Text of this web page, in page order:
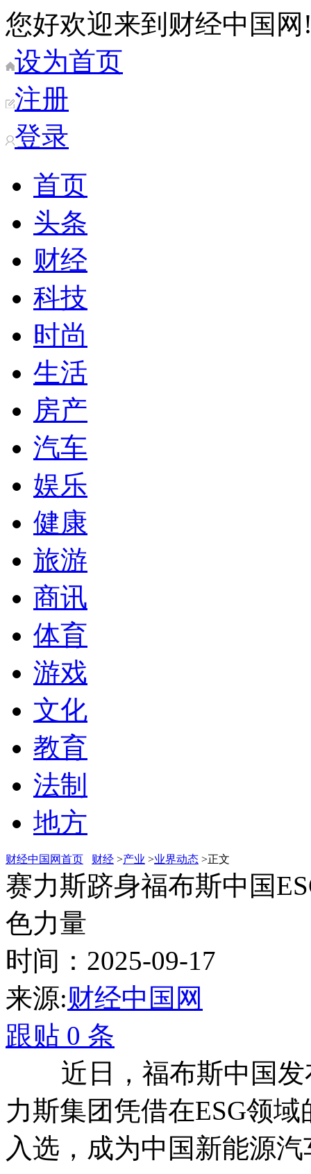
您好欢迎来到财经中国网
设为首页
注册
登录
首页
头条
财经
科技
时尚
生活
房产
汽车
娱乐
健康
旅游
商讯
体育
游戏
文化
教育
法制
地方
财经中国网首页 财经 >产业 >业界动态 >正文
赛力斯跻身福布斯中国
色力量
时间：2025-09-17
来源:财经中国网
跟贴 0 条
近日，福布斯中国发
力斯集团凭借在ESG领
入选，成为中国新能源